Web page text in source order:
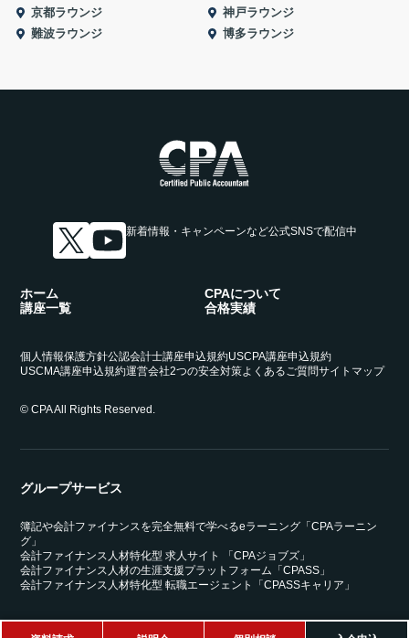
京都ラウンジ
神戸ラウンジ
難波ラウンジ
博多ラウンジ
新着情報・キャンペーンなど公式SNSで配信中
ホーム
CPAについて
講座一覧
合格実績
個人情報保護方針公認会計士講座申込規約USCPA講座申込規約
USCMA講座申込規約運営会社2つの安全対策よくあるご質問サイトマップ
© CPA All Rights Reserved.
グループサービス
簿記や会計ファイナンスを完全無料で学べるeラーニング「CPAラーニン
グ」
会計ファイナンス人材特化型 求人サイト 「CPAジョブズ」
会計ファイナンス人材の生涯支援プラットフォーム「CPASS」
会計ファイナンス人材特化型 転職エージェント「CPASSキャリア」